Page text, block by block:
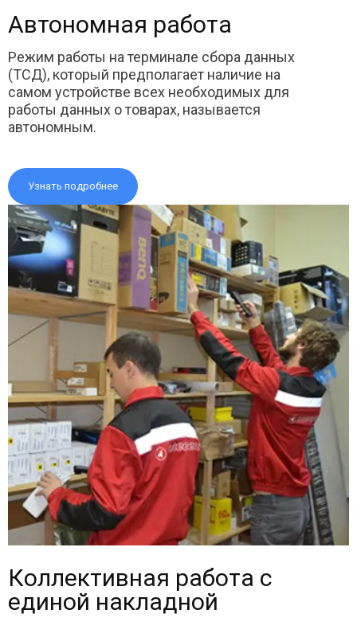
Автономная работа
Режим работы на терминале сбора данных
(ТСД), который предполагает наличие на
самом устройстве всех необходимых для
работы данных о товарах, называется
автономным.
Узнать подробнее
Коллективная работа с
единой накладной